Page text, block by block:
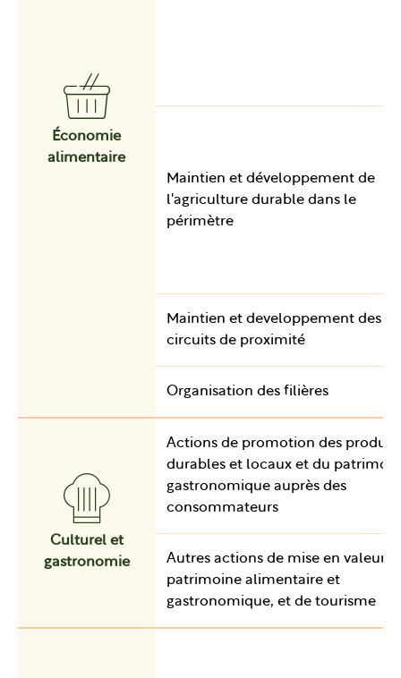
Économie
alimentaire
Maintien et développement de
l'agriculture durable dans le
périmètre
Maintien et developpement des
circuits de proximité
Organisation des filières
Culturel et
gastronomie
Actions de promotion des produits
durables et locaux et du
gastronomique auprès des
consommateurs
Autres actions de mise en valeur
patrimoine alimentaire et
gastronomique, et de tourisme